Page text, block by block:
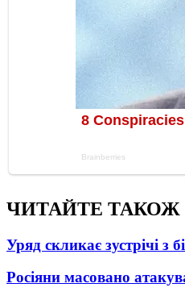
ЧИТАЙТЕ ТАКОЖ
Уряд скликає зустрічі з
Росіяни масовано